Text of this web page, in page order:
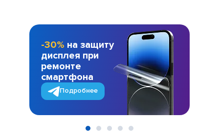
-30% на защиту
дисплея при
ремонте
смартфона
Подробнее